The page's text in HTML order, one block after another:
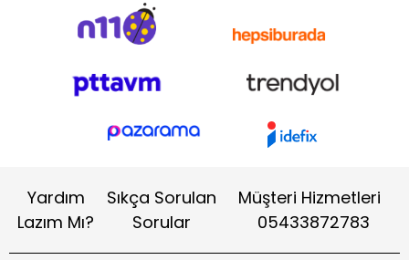
Yardım
Lazım Mı?
Sıkça Sorulan
Sorular
Müşteri Hizmetleri
05433872783